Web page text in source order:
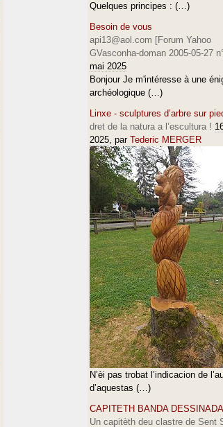
Quelques principes : (…)
Besoin de vous
api13@aol.com [Forum Yahoo
GVasconha-doman 2005-05-27
mai 2025
Bonjour Je m'intéresse à une
archéologique (…)
Linxe - sculptures d’arbre sur
dret de la natura a l’escultura !
2025, par Tederic MERGER
N’èi pas trobat l’indicacion de
d’aquestas (…)
CAPITETH BANDA
Un capitèth deu clastre de Sent